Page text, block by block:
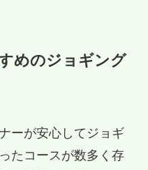
めのジョギング
ーが安心してジョギ
たコースが数多く存